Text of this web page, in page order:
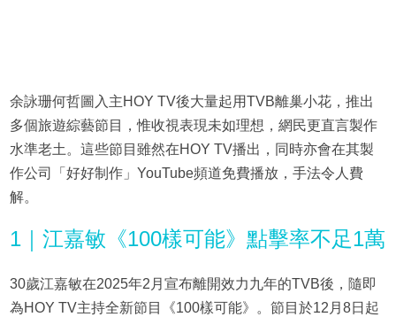
余詠珊何哲圖入主HOY TV後大量起用TVB離巢小花，推出
多個旅遊綜藝節目，惟收視表現未如理想，網民更直言製作
水準老土。這些節目雖然在HOY TV播出，同時亦會在其製
作公司「好好制作」YouTube頻道免費播放，手法令人費
解。
1｜江嘉敏《100樣可能》點擊率不足1萬
30歲江嘉敏在2025年2月宣布離開效力九年的TVB後，隨即
為HOY TV主持全新節目《100樣可能》。節目於12月8日起